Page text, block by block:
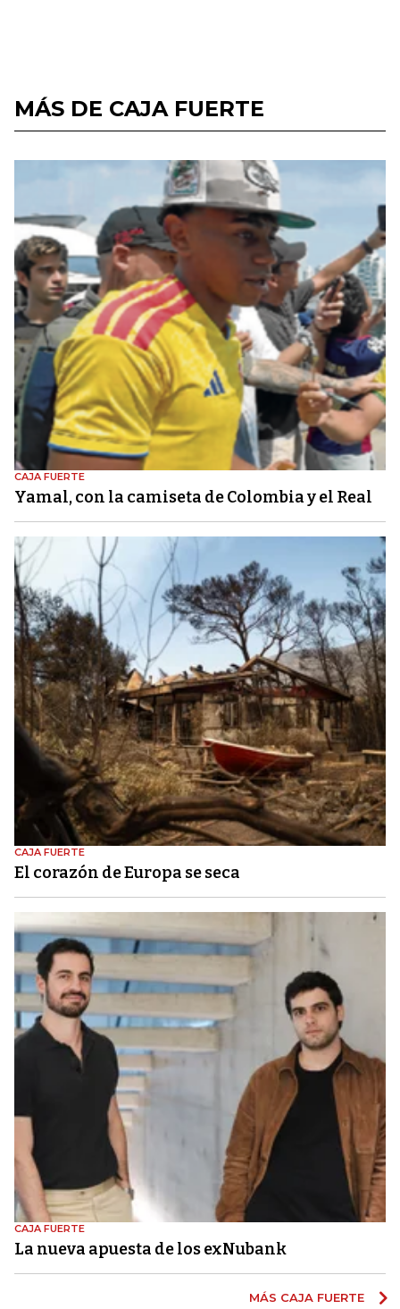
MÁS DE CAJA FUERTE
CAJA FUERTE
Yamal, con la camiseta de Colombia y el Real
CAJA FUERTE
El corazón de Europa se seca
CAJA FUERTE
La nueva apuesta de los exNubank
MÁS CAJA FUERTE